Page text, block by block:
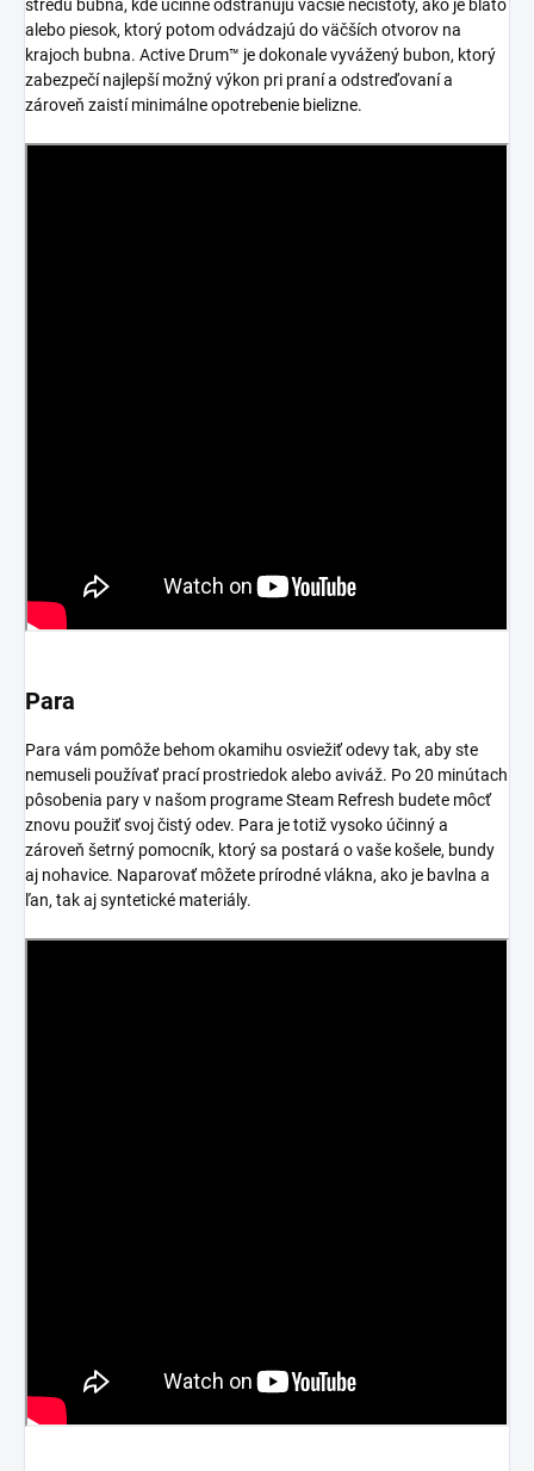
stredu bubna, kde účinne odstraňujú väčšie nečistoty, ako je blato
alebo piesok, ktorý potom odvádzajú do väčších otvorov na
krajoch bubna. Active Drum™ je dokonale vyvážený bubon, ktorý
zabezpečí najlepší možný výkon pri praní a odstreďovaní a
zároveň zaistí minimálne opotrebenie bielizne.
Para
Para vám pomôže behom okamihu osviežiť odevy tak, aby ste
nemuseli používať prací prostriedok alebo aviváž. Po 20 minútach
pôsobenia pary v našom programe Steam Refresh budete môcť
znovu použiť svoj čistý odev. Para je totiž vysoko účinný a
zároveň šetrný pomocník, ktorý sa postará o vaše košele, bundy
aj nohavice. Naparovať môžete prírodné vlákna, ako je bavlna a
ľan, tak aj syntetické materiály.